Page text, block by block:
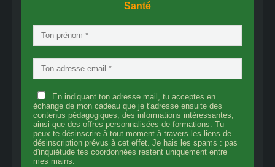
Santé
En indiquant ton adresse mail, tu acceptes en
échange de mon cadeau que je t'adresse ensuite des
contenus pédagogiques, des informations intéressantes,
ainsi que des offres personnalisées de formations. Tu
peux te désinscrire à tout moment à travers les liens de
désinscription prévus à cet effet. Je hais les spams : pas
d'inquiétude tes coordonnées restent uniquement entre
mes mains.